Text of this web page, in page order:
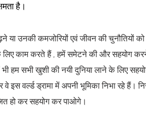
है।
या उनकी कमजोरियों एवं जीवन की चुनौतियों
लिए काम करते हैं , हमें समेटने की और सहयोग
भी हम सभी खुशी की नयी दुनिया लाने के लिए
इस वर्ल्ड ड्रामा में अपनी भूमिका निभा रहे हैं।
हो कर सहयोग कर पाओगे।